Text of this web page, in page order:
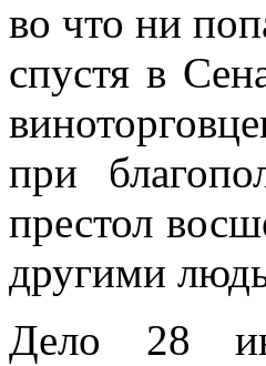
Дело 28